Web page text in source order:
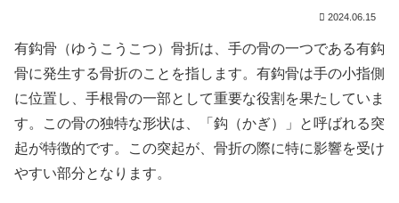
2024.06.15
有鈎骨（ゆうこうこつ）骨折は、手の骨の一つである有鈎
骨に発生する骨折のことを指します。有鈎骨は手の小指側
に位置し、手根骨の一部として重要な役割を果たしていま
す。この骨の独特な形状は、「鈎（かぎ）」と呼ばれる突
起が特徴的です。この突起が、骨折の際に特に影響を受け
やすい部分となります。